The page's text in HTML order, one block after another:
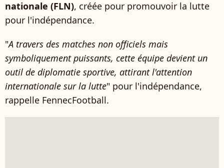
nationale (FLN), créée pour promouvoir la lutte
pour l'indépendance.
"A travers des matches non officiels mais
symboliquement puissants, cette équipe devient un
outil de diplomatie sportive, attirant l'attention
internationale sur la lutte" pour l'indépendance,
rappelle FennecFootball.